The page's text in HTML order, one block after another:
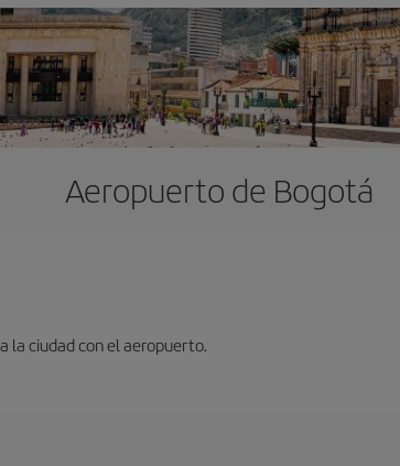
Aeropuerto de Bogotá
la ciudad con el aeropuerto.